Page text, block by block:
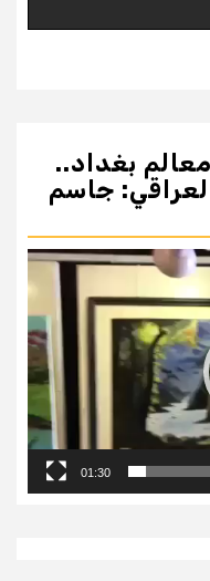
بغداد..
العراقي: جاسم
01:30